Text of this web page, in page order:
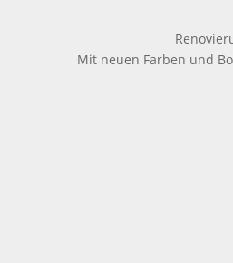
Mit neuen Farben und